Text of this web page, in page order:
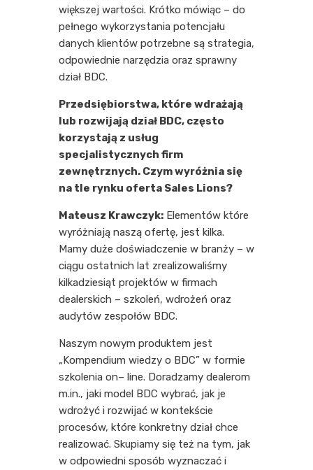
większej wartości. Krótko mówiąc – do
pełnego wykorzystania potencjału
danych klientów potrzebne są strategia,
odpowiednie narzędzia oraz sprawny
dział BDC.
Przedsiębiorstwa, które wdrażają
lub rozwijają dział BDC, często
korzystają z usług
specjalistycznych firm
zewnętrznych. Czym wyróżnia się
na tle rynku oferta Sales Lions?
Mateusz Krawczyk: Elementów które
wyróżniają naszą ofertę, jest kilka.
Mamy duże doświadczenie w branży – w
ciągu ostatnich lat zrealizowaliśmy
kilkadziesiąt projektów w firmach
dealerskich – szkoleń, wdrożeń oraz
audytów zespołów BDC.
Naszym nowym produktem jest
„Kompendium wiedzy o BDC” w formie
szkolenia on– line. Doradzamy dealerom
m.in., jaki model BDC wybrać, jak je
wdrożyć i rozwijać w kontekście
procesów, które konkretny dział chce
realizować. Skupiamy się też na tym, jak
w odpowiedni sposób wyznaczać i